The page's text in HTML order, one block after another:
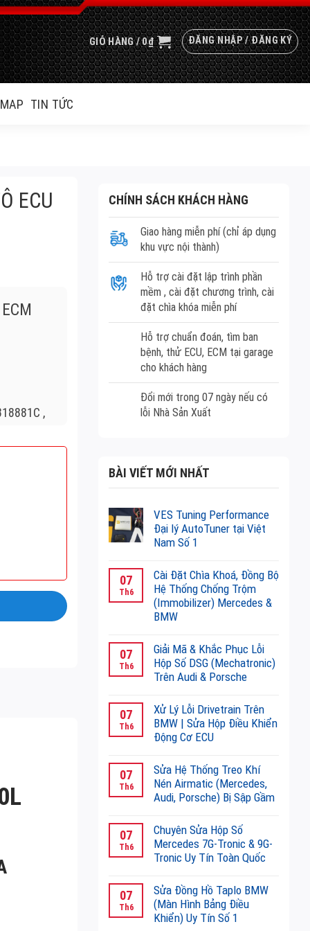
GIỎ HÀNG /0₫ ĐĂNG NHẬP / ĐĂNG KÝ
TIN TỨC
CHÍNH SÁCH KHÁCH HÀNG
Giao hàng miễn phí (chỉ áp dụng
khu vực nội thành)
Hỗ trợ cài đặt lập trình phần
mềm , cài đặt chương trình, cài
đặt chìa khóa miễn phí
Hỗ trợ chuẩn đoán, tìm ban
bệnh, thử ECU, ECM tại garage
cho khách hàng
Đổi mới trong 07 ngày nếu có
lỗi Nhà Sản Xuất
BÀI VIẾT MỚI NHẤT
VES Tuning Performance
Đại lý AutoTuner tại Việt
Nam Số 1
có
bình
luận
ở
Tuning
Performance
Đại
lý
tại
Việt
Nam
1
07
Th6
Cài Đặt Chìa Khoá, Đồng Bộ
Hệ Thống Chống Trộm
(Immobilizer) Mercedes &
BMW
có
bình
luận
Cài
Đặt
Chìa
Khoá,
Bộ
Hệ
Thống
Trộm
(Immobilizer)
Mercedes
BMW
07
Th6
Giải Mã & Khắc Phục Lỗi
Hộp Số DSG (Mechatronic)
Trên Audi & Porsche
có
bình
luận
Giải
Mã
&
Khắc
Lỗi
Hộp
Số
(Mechatronic)
Trên
Audi
07
Th6
Xử Lý Lỗi Drivetrain Trên
BMW | Sửa Hộp Điều Khiển
Động Cơ ECU
có
bình
luận
Xử
Lý
Lỗi
Drivetrain
BMW
|
Sửa
07
Th6
Sửa Hệ Thống Treo Khí
Nén Airmatic (Mercedes,
Audi, Porsche) Bị Sập Gầm
có
bình
luận
Sửa
Hệ
Thống
Treo
07
Th6
Chuyên Sửa Hộp Số
Mercedes 7G-Tronic & 9G-
Tronic Uy Tín Toàn Quốc
có
bình
luận
07
Th6
Sửa Đồng Hồ Taplo BMW
(Màn Hình Bảng Điều
Khiển) Uy Tín Số 1
ECU
,